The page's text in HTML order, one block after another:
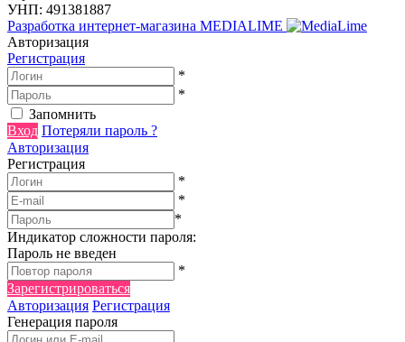
УНП: 491381887
Разработка интернет-магазина MEDIALIME
Авторизация
Регистрация
*
*
Запомнить
Вход Потеряли пароль ?
Авторизация
Регистрация
*
*
*
Индикатор сложности пароля:
Пароль не введен
*
Зарегистрироваться
Авторизация Регистрация
Генерация пароля